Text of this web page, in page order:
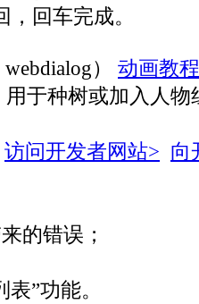
，回车完成。
webdialog）
动画教程
于种树或加入人物
访问开发者网站> 向
的错误；
”功能。